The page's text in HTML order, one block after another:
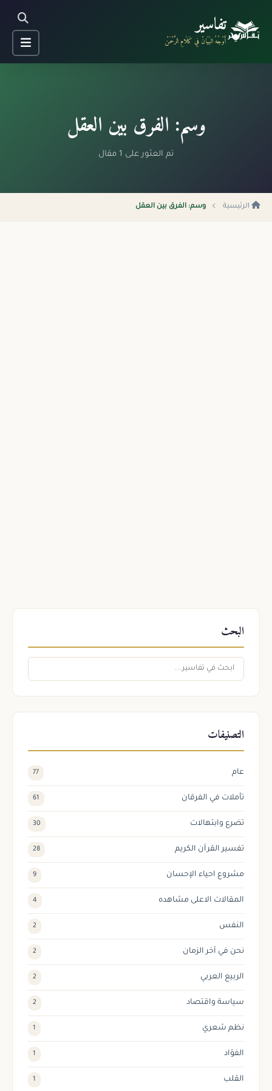
تفاسير
أَوْجُهُ البَيَانْ فِي كَلَامِ الرَّحْمَنْ
وسم: الفرق بين العقل
تم العثور على 1 مقال
الرئيسية وسم: الفرق بين العقل
البحث
التصنيفات
عام 77
تأملات في الفرقان 61
تضرع وابتهالات 30
تفسير القرآن الكريم 28
مشروع احياء الإحسان 9
المقالات الاعلى مشاهده 4
النفس 2
نحن في آخر الزمان 2
الربيع العربي 2
سياسة واقتصاد 2
نظم شعري 1
الفؤاد 1
القلب 1